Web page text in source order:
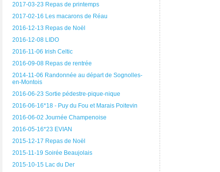
2017-03-23 Repas de printemps
2017-02-16 Les macarons de Réau
2016-12-13 Repas de Noël
2016-12-08 LIDO
2016-11-06 Irish Celtic
2016-09-08 Repas de rentrée
2014-11-06 Randonnée au départ de Sognolles-
en-Montois
2016-06-23 Sortie pédestre-pique-nique
2016-06-16*18 - Puy du Fou et Marais Poitevin
2016-06-02 Journée Champenoise
2016-05-16*23 EVIAN
2015-12-17 Repas de Noël
2015-11-19 Soirée Beaujolais
2015-10-15 Lac du Der